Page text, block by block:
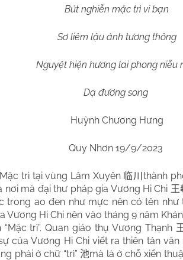
Bút nghiễn mặc trì vi bạn
Sơ liêm lậu ánh tương thông
Nguyệt hiện hương lai phong niễu
Dạ đương song
Huỳnh Chương Hưng
Quy Nhơn 19/9/2023
trì tại vùng Lâm Xuyên 临川 thành
mà đại thư pháp gia Vương Hi Chi 王
trong ao đen như mực nên có tên như
Vương Hi Chi nên vào tháng 9 năm
trì”. Quan giáo thụ Vương Thạnh
của Vương Hi Chi viết ra thiên tản văn
phải ở chữ “trì” 池mà là ở chỗ xiển